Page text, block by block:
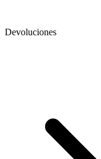
Devoluciones